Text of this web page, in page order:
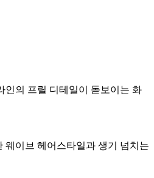
인의 프릴 디테일이 돋보이는 화
웨이브 헤어스타일과 생기 넘치는